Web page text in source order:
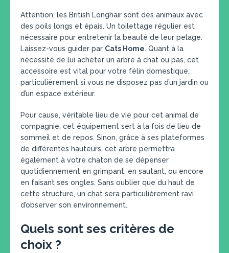
Attention, les British Longhair sont des animaux avec
des poils longs et épais. Un toilettage régulier est
nécessaire pour entretenir la beauté de leur pelage.
Laissez-vous guider par Cats Home. Quant à la
nécessité de lui acheter un arbre à chat ou pas, cet
accessoire est vital pour votre félin domestique,
particulièrement si vous ne disposez pas d’un jardin ou
d’un espace extérieur.
Pour cause, véritable lieu de vie pour cet animal de
compagnie, cet équipement sert à la fois de lieu de
sommeil et de repos. Sinon, grâce à ses plateformes
de différentes hauteurs, cet arbre permettra
également à votre chaton de se dépenser
quotidiennement en grimpant, en sautant, ou encore
en faisant ses ongles. Sans oublier que du haut de
cette structure, un chat sera particulièrement ravi
d’observer son environnement.
Quels sont ses critères de
choix ?